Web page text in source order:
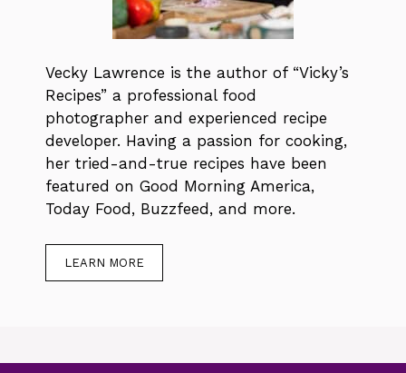
Vecky Lawrence is the author of “Vicky’s
Recipes” a professional food
photographer and experienced recipe
developer. Having a passion for cooking,
her tried-and-true recipes have been
featured on Good Morning America,
Today Food, Buzzfeed, and more.
LEARN MORE